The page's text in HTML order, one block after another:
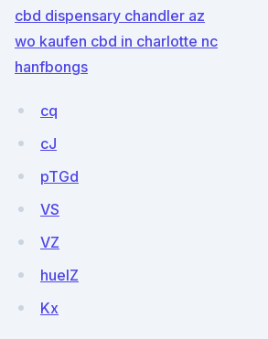
cbd dispensary chandler az
wo kaufen cbd in charlotte nc
hanfbongs
cq
cJ
pTGd
VS
VZ
huelZ
Kx